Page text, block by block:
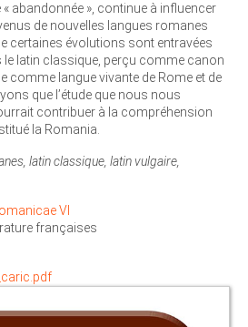
abandonnée », continue à influencer
de nouvelles langues romanes
certaines évolutions sont entravées
le latin classique, perçu comme canon
comme langue vivante de Rome et de
que l’étude que nous nous
contribuer à la compréhension
la Romania.
latin classique, latin vulgaire,
VI
françaises